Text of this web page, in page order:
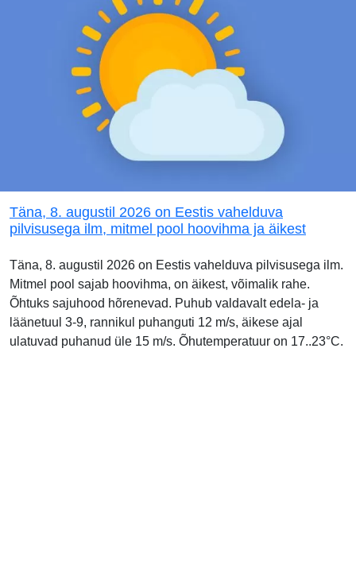
Täna, 8. augustil 2026 on Eestis vahelduva
pilvisusega ilm, mitmel pool hoovihma ja äikest
Täna, 8. augustil 2026 on Eestis vahelduva pilvisusega ilm.
Mitmel pool sajab hoovihma, on äikest, võimalik rahe.
Õhtuks sajuhood hõrenevad. Puhub valdavalt edela- ja
läänetuul 3-9, rannikul puhanguti 12 m/s, äikese ajal
ulatuvad puhanud üle 15 m/s. Õhutemperatuur on 17..23°C.